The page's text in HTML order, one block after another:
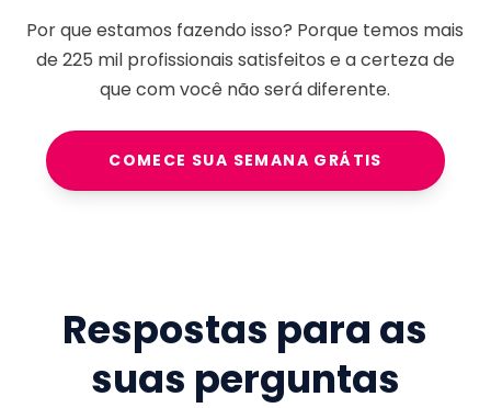
Por que estamos fazendo isso? Porque temos mais
de225 milprofissionais satisfeitos e a certeza de
que com você não será diferente.
COMECE SUA SEMANA GRÁTIS
Respostas para as
suas perguntas